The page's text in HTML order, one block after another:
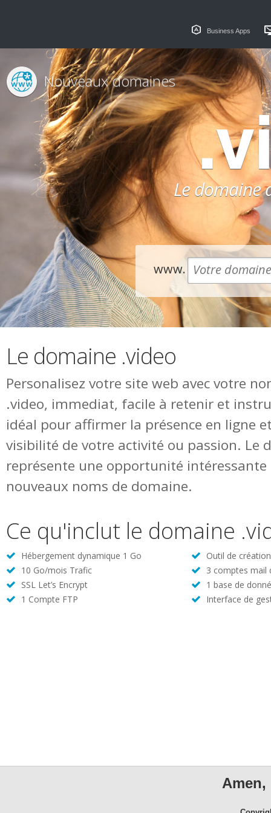
Business Apps
Le domaine
Nouveaux domaines
www.
Le domaine .video
Personalisez votre site web avec votre
.video, immediat, facile à retenir et
idéal pour affirmer la présence en ligne
visibilité de votre activité ou passion. Le
représente une opportunité
nouveaux noms de domaine.
Ce qu'inclut le domaine
Hébergement dynamique 1 Go
Outil de
10 Go/mois Trafic
3 comptes mail
SSL Let’s Encrypt
1 base de
1 Compte FTP
Interface de